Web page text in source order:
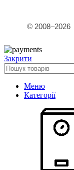
© 2008–2026
Закрити
Меню
Категорії